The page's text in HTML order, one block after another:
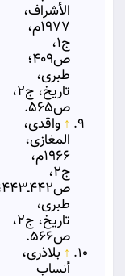
الأشراف،
۱۹۷۷م،
ج۱،
ص۴۰۹؛
طبری،
تاریخ، ج۲،
ص۵۶۵.
↑ واقدی،
المغازی،
۱۹۶۶م،
ج۲،
طبری،
تاریخ، ج۲،
ص۵۶۶.
↑ بلاذری،
أنساب